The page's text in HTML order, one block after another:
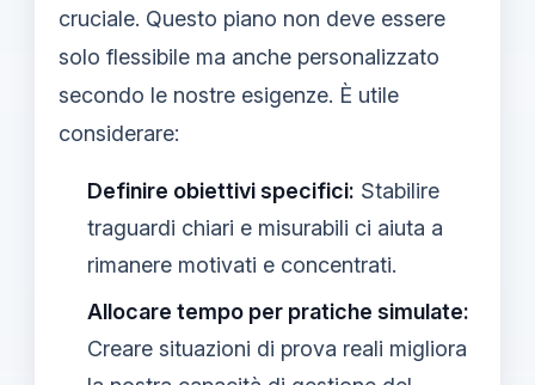
cruciale. Questo piano non deve essere
solo flessibile ma anche personalizzato
secondo le nostre esigenze. È utile
considerare:
Definire obiettivi specifici: Stabilire
traguardi chiari e misurabili ci aiuta a
rimanere motivati e concentrati.
Allocare tempo per pratiche simulate:
Creare situazioni di prova reali migliora